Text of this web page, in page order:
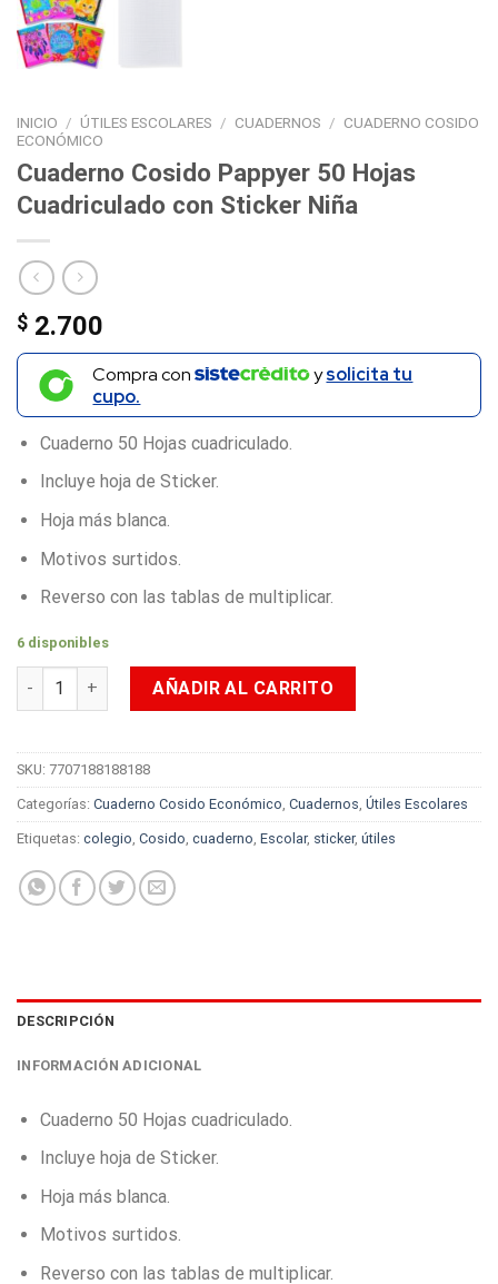
INICIO / ÚTILES ESCOLARES / CUADERNOS / CUADERNO COSIDO
ECONÓMICO
Cuaderno Cosido Pappyer 50 Hojas
Cuadriculado con Sticker Niña
$ 2.700
Compra con ysolicita tu
cupo.
Cuaderno 50 Hojas cuadriculado.
Incluye hoja de Sticker.
Hoja más blanca.
Motivos surtidos.
Reverso con las tablas de multiplicar.
6 disponibles
Cuaderno Cosido Pappyer 50 Hojas Cuadriculado con
AÑADIR AL CARRITO
SKU: 7707188188188
Categorías: Cuaderno Cosido Económico Cuadernos Útiles Escolares
Etiquetas: colegio Cosido cuaderno Escolar, sticker, útiles
DESCRIPCIÓN
INFORMACIÓN ADICIONAL
Cuaderno 50 Hojas cuadriculado.
Incluye hoja de Sticker.
Hoja más blanca.
Motivos surtidos.
Reverso con las tablas de multiplicar.